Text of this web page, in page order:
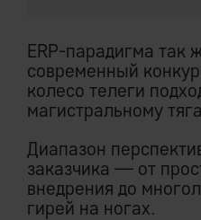
ERP-парадигма так
современный
колесо телеги
магистральному
Диапазон
заказчика — от
внедрения до
гирей на ногах.